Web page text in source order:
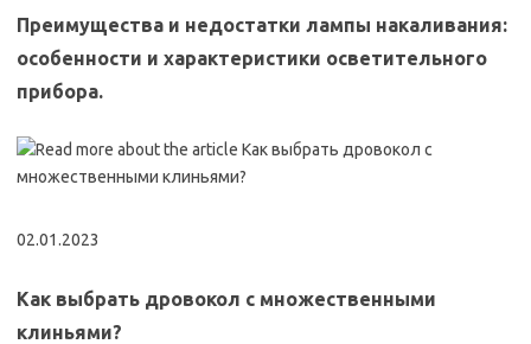
Преимущества и недостатки лампы накаливания:
особенности и характеристики осветительного
прибора.
02.01.2023
Как выбрать дровокол с множественными
клиньями?